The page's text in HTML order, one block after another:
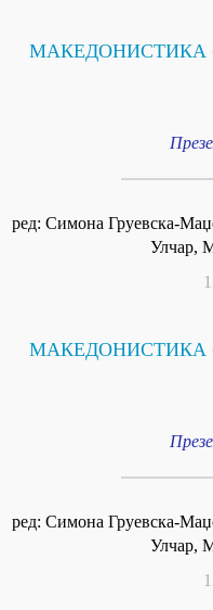
МАКЕДОНИСТИКА
ред: Симона Груевска-
Улчар,
МАКЕДОНИСТИКА
ред: Симона Груевска-
Улчар,